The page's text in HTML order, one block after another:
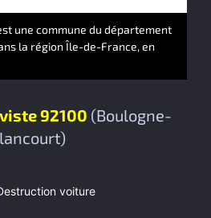
92100 (Boulogne-
voiture
une commune du département
la région Île-de-France, en